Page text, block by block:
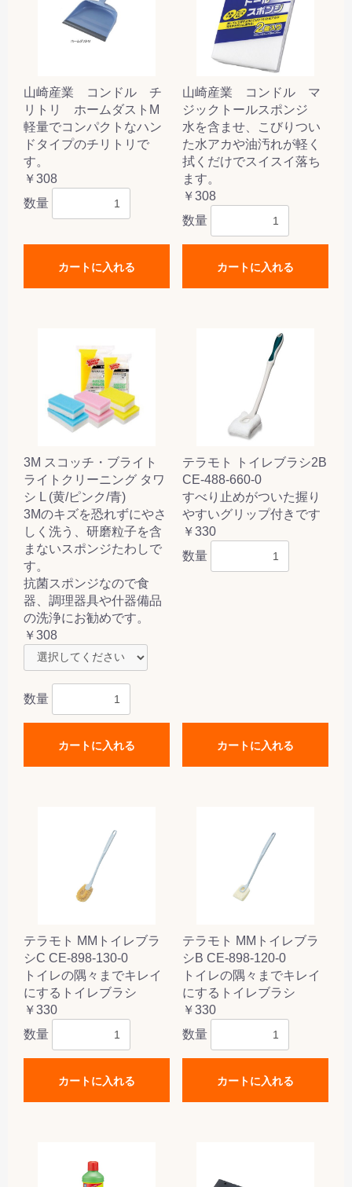
山崎産業 コンドル チ
リトリ ホームダストM
軽量でコンパクトなハン
ドタイプのチリトリで
す。
￥308
数量
カートに入れる
山崎産業 コンドル マ
ジックトールスポンジ
水を含ませ、こびりつい
た水アカや油汚れが軽く
拭くだけでスイスイ落ち
ます。
￥308
数量
カートに入れる
3M スコッチ・ブライト
ライトクリーニング タワ
シ L (黄/ピンク/青)
3Mのキズを恐れずにやさ
しく洗う、研磨粒子を含
まないスポンジたわしで
す。
抗菌スポンジなので食
器、調理器具や什器備品
の洗浄にお勧めです。
￥308
数量
カートに入れる
テラモト トイレブラシ2B
CE-488-660-0
すべり止めがついた握り
やすいグリップ付きです
￥330
数量
カートに入れる
テラモト MMトイレブラ
シC CE-898-130-0
トイレの隅々までキレイ
にするトイレブラシ
￥330
数量
カートに入れる
テラモト MMトイレブラ
シB CE-898-120-0
トイレの隅々までキレイ
にするトイレブラシ
￥330
数量
カートに入れる